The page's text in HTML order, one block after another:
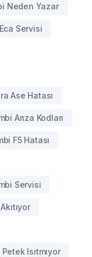
Neden Yazar
Servisi
Ase Hatası
Arıza Kodları
F5 Hatası
Servisi
Petek Isıtmıyor